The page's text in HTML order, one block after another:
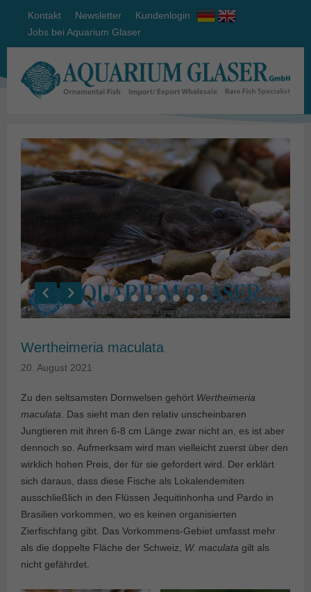
Kontakt Newsletter
Kundenlogin
Jobs bei Aquarium Glaser
Wertheimeria maculata
20. August 2021
Zu den seltsamsten Dornwelsen gehört Wertheimeria
maculata . Das sieht man den relativ unscheinbaren
Jungtieren mit ihren 6-8 cm Länge zwar nicht an, es ist aber
dennoch so. Aufmerksam wird man vielleicht zuerst über den
wirklich hohen Preis, der für sie gefordert wird. Der erklärt
sich daraus, dass diese Fische als Lokalendemiten
ausschließlich in den Flüssen Jequitinhonha und Pardo in
Brasilien vorkommen, wo es keinen organisierten
Zierfischfang gibt. Das Vorkommens-Gebiet umfasst mehr
als die doppelte Fläche der Schweiz, W. maculata gilt als
nicht gefährdet.